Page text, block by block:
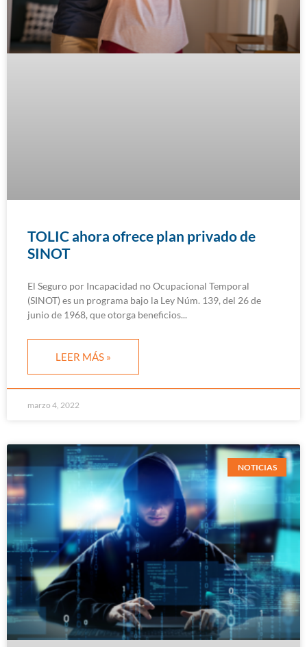
TOLIC ahora ofrece plan privado de
SINOT
El Seguro por Incapacidad no Ocupacional Temporal
(SINOT) es un programa bajo la Ley Núm. 139, del 26 de
junio de 1968, que otorga beneficios
LEER MÁS »
marzo 4, 2022
NOTICIAS